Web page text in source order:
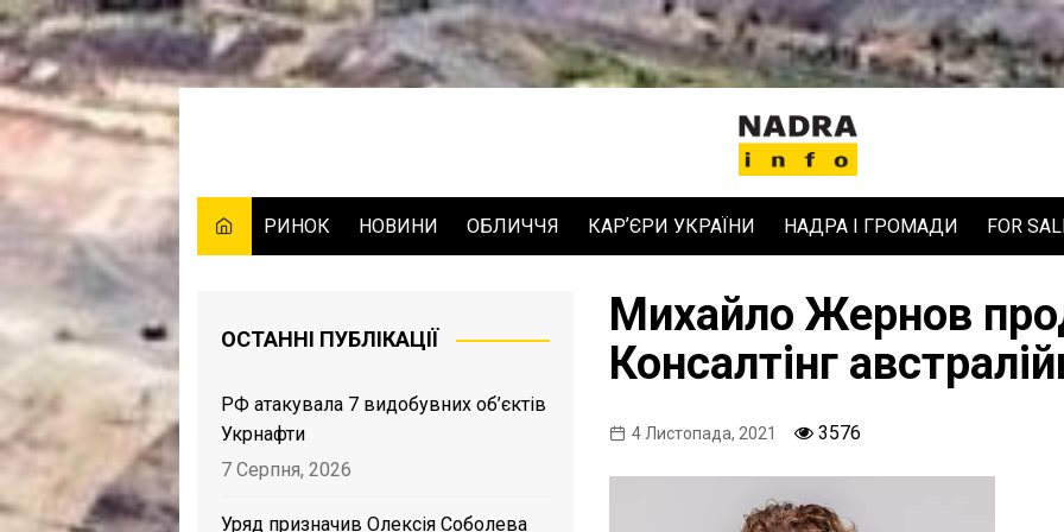
Skip
to
РИНОК НОВИНИ ОБЛИЧЧЯ КАРʼЄРИ УКРАЇНИ НАДРА І ГРОМАДИ FOR
Михайло Жернов
Консалтінг
4 Листопада, 2021 3576
ОСТАННІ ПУБЛІКАЦІЇ
РФ атакувала 7 видобувних об’єктів
Укрнафти
7 Серпня, 2026
Уряд призначив Олексія Соболева